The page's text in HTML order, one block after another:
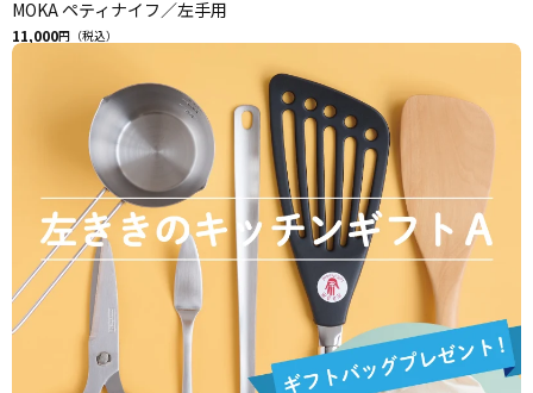
MOKA ペティナイフ／左手用
11,000円（税込）